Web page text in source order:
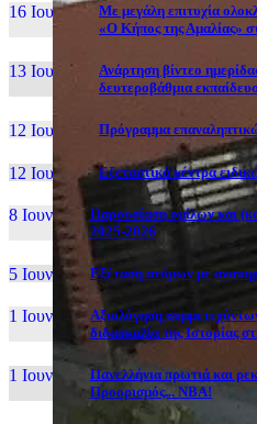
16 Ιουν, 26
Με μεγάλη επιτυχία
«Ο Κήπος της Αμαλίας»
13 Ιουν, 26
Ανάρτηση βίντεο
δευτεροβάθμια
12 Ιουν, 26 Πρόγραμμα
12 Ιουν, 26 Εξεταστικά κέντρα
8 Ιουν, 26
Παρουσίαση ομίλων και
2025-2026
5 Ιουν, 26 Εξέταση ατόμων με
1 Ιουν, 26
Αξιολόγηση
διδασκαλία της Ιστορίας
1 Ιουν, 26
Πανελλήνια πρωτιά και
Προορισμός... NBA!